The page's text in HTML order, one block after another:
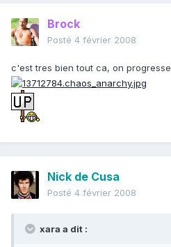
Brock
Posté 4 février 2008
c'est tres bien tout ca, on progresse
Nick de Cusa
Posté 4 février 2008
xara a dit :